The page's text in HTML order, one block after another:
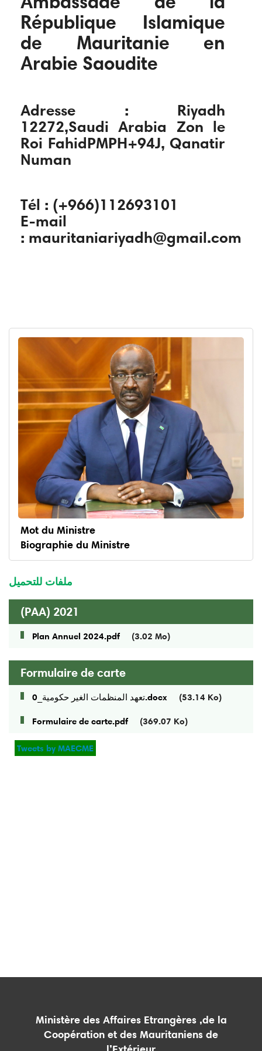
menu
ministre
Mot du Ministre
Biographie du Ministre
ملفات للتحميل
(PAA) 2021
Plan Annuel 2024.pdf (3.02 Mo)
Formulaire de carte
تعهد المنظمات الغير حكومية_0.docx (53.14 Ko)
Formulaire de carte.pdf (369.07 Ko)
Tweets by MAECME
République Islamique
de Mauritanie en
Arabie Saoudite
Adresse : Riyadh
12272,Saudi Arabia Zon le
Roi FahidPMPH+94J, Qanatir
Numan
Tél : (+966)112693101
E-mail
: mauritaniariyadh@gmail.com
Ministère des Affaires Etrangères ,de la
Coopération et des Mauritaniens de